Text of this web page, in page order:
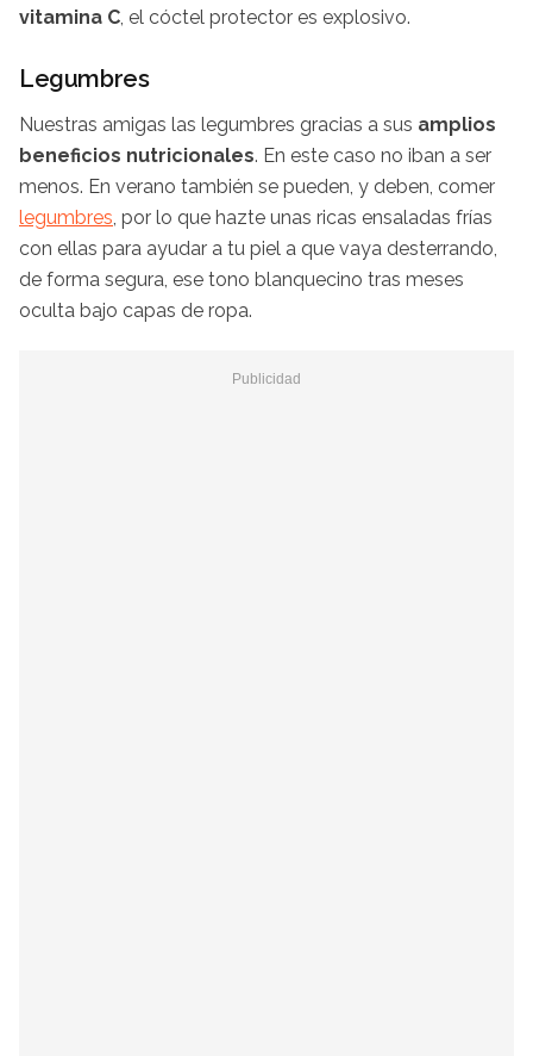
vitamina C, el cóctel protector es explosivo.
Legumbres
Nuestras amigas las legumbres gracias a sus amplios
beneficios nutricionales. En este caso no iban a ser
menos. En verano también se pueden, y deben, comer
legumbres, por lo que hazte unas ricas ensaladas frías
con ellas para ayudar a tu piel a que vaya desterrando,
de forma segura, ese tono blanquecino tras meses
oculta bajo capas de ropa.